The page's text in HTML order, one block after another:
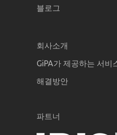
블로그
회사소개
GiPA가 제공하는 서비
해결방안
파트너